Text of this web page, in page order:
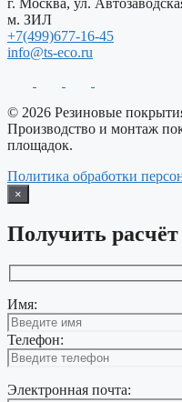
м. ЗИЛ
+7(499)677-16-45
info@ts-eco.ru
© 2026 Резиновые
Производство и монтаж
площадок.
Политика обработки
×
Получить расчёт
Имя:
Телефон:
Электронная почта: